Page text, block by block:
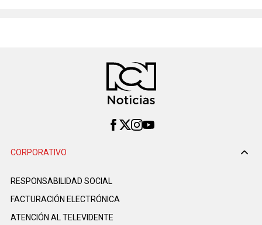
CORPORATIVO
RESPONSABILIDAD SOCIAL
FACTURACIÓN ELECTRÓNICA
ATENCIÓN AL TELEVIDENTE